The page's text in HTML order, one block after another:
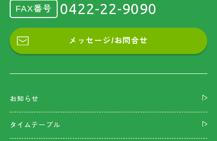
FAX番号 0422-22-9090
メッセージ/お問合せ
お知らせ
タイムテーブル